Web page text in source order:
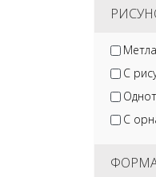
С
С